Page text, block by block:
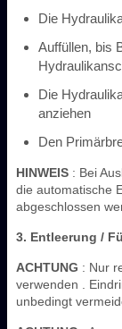
Die
Auffüllen, bis
Die
anziehen
Den
HINWEIS : Bei
die automatische
abgeschlossen
3. Entleerung /
ACHTUNG : Nur
verwenden .
unbedingt